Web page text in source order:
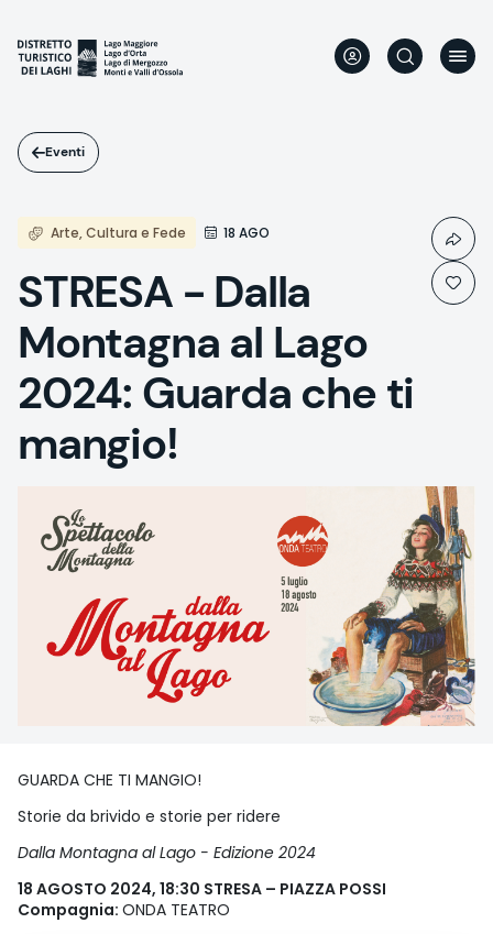
contenuto
principale
Eventi
Arte, Cultura e Fede 18 AGO
STRESA - Dalla
Montagna al Lago
2024: Guarda che ti
mangio!
GUARDA CHE TI MANGIO!
Storie da brivido e storie per ridere
Dalla Montagna al Lago - Edizione 2024
18 AGOSTO 2024, 18:30 STRESA – PIAZZA POSSI
Compagnia: ONDA TEATRO